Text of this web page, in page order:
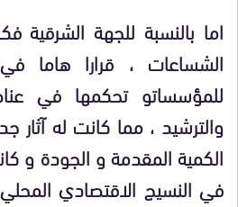
اما بالنسبة للجهة الشرقية
الشساعات ، قرارا هاما
للمؤسساتو تحكمها في
والترشيد ، مما كانت له
الكمية المقدمة و الجودة و
في النسيج الاقتصادي